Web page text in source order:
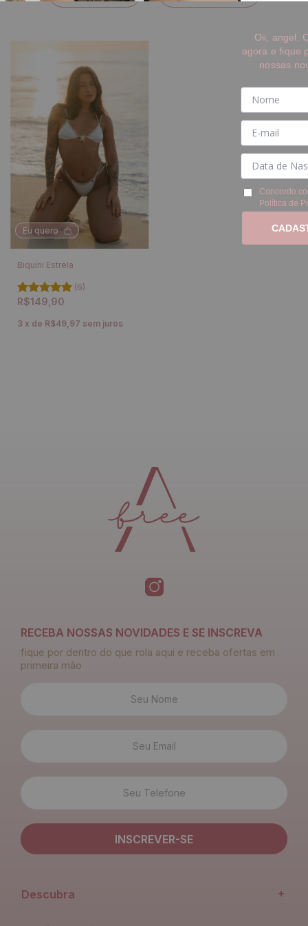
Eu quero
Biquíni Estrela
(6)
R$149,90
3 x de R$49,97 sem juros
RECEBA NOSSAS NOVIDADES E SE INSCREVA
fique por dentro do que rola aqui e receba ofertas em
primeira mão
Descubra +
Oii, angel.
agora e fique
nossas
Concordo
Política de